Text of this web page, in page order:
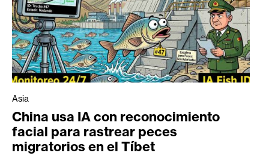
Asia
China usa IA con reconocimiento
facial para rastrear peces
migratorios en el Tíbet